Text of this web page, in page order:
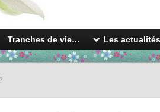
Tranches de vie… Les